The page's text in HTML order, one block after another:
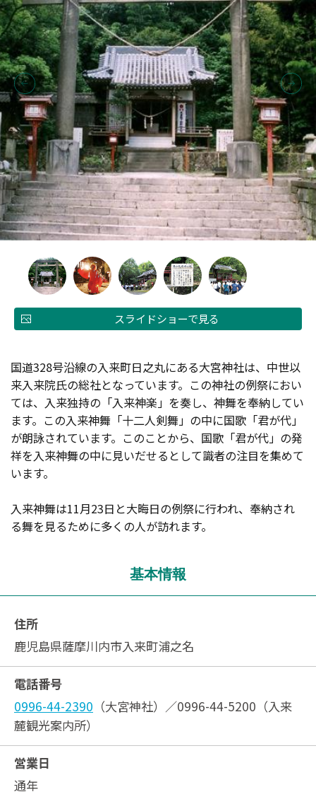
スライドショーで見る
国道328号沿線の入来町日之丸にある大宮神社は、中世以
来入来院氏の総社となっています。この神社の例祭におい
ては、入来独持の「入来神楽」を奏し、神舞を奉納してい
ます。この入来神舞「十二人剣舞」の中に国歌「君が代」
が朗詠されています。このことから、国歌「君が代」の発
祥を入来神舞の中に見いだせるとして識者の注目を集めて
います。
入来神舞は11月23日と大晦日の例祭に行われ、奉納され
る舞を見るために多くの人が訪れます。
基本情報
住所
鹿児島県薩摩川内市入来町浦之名
電話番号
0996-44-2390 （大宮神社）／0996-44-5200（入来
麓観光案内所）
営業日
通年